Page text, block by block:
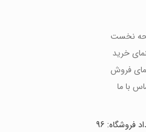
نخست
خرید
فروش
با ما
فروشگاه: 96